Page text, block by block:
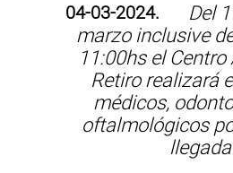
04-03-2024.
Del
marzo inclusive
11:00hs el
Retiro realizará
médicos,
oftalmológicos
llegada